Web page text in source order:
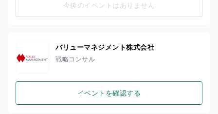
今後のイベントはありません
バリューマネジメント株式会社
戦略コンサル
イベントを確認する